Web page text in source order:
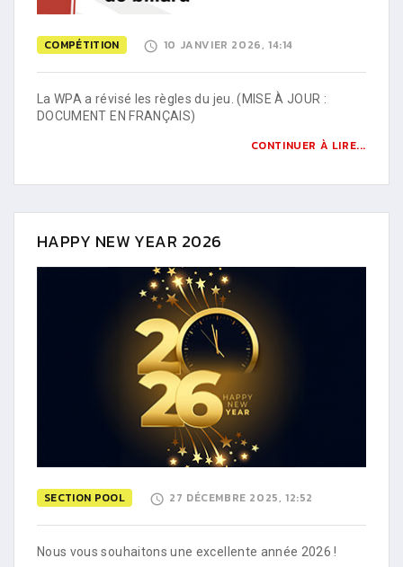
COMPÉTITION 10 JANVIER 2026, 14:14
La WPA a révisé les règles du jeu. (MISE À JOUR :
DOCUMENT EN FRANÇAIS)
CONTINUER À LIRE...
HAPPY NEW YEAR 2026
SECTION POOL 27 DÉCEMBRE 2025, 12:52
Nous vous souhaitons une excellente année 2026 !